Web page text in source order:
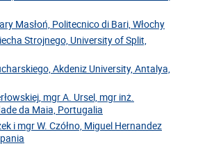
Masłoń, Politecnico di Bari, Włochy
Strojnego, University of Split,
Akdeniz University, Antalya,
mgr A. Ursel, mgr inż.
da Maia, Portugalia
i mgr W. Czółno, Miguel Hernandez